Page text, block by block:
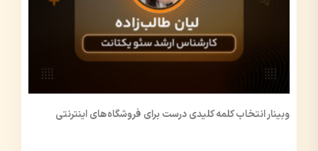
وبینار انتخاب کلمه کلیدی درست برای فروشگاه‌های اینترنتی